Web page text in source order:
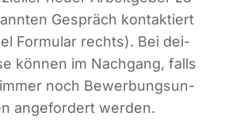
Gespräch kon­tak­tiert
For­mu­lar rechts). Bei dei­
kön­nen im Nach­gang, falls
noch Bewer­bungs­un­
ange­for­dert werden.